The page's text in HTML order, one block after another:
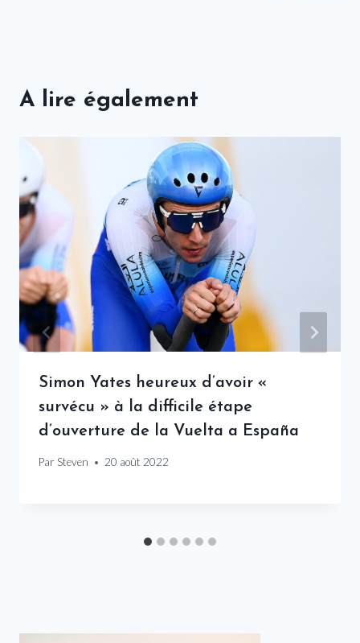
A lire également
Simon Yates heureux d’avoir «
survécu » à la difficile étape
d’ouverture de la Vuelta a España
Par Steven 20 août 2022